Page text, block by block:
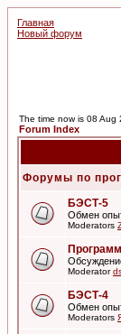
Главная
Новый форум
The time now is 08 Aug
Forum Index
Форумы по
БЭСТ-5
Обмен
Moderators
Moderator
БЭСТ-4
Обмен
Moderators